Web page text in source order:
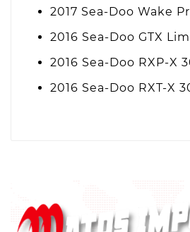
2017 Sea-Doo Wake
2016 Sea-Doo GTX
2016 Sea-Doo RXP-X
2016 Sea-Doo RXT-X